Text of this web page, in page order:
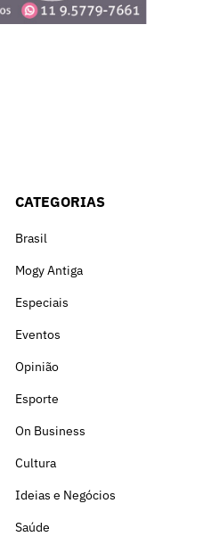
CATEGORIAS
Brasil
Mogy Antiga
Especiais
Eventos
Opinião
Esporte
On Business
Cultura
Ideias e Negócios
Saúde